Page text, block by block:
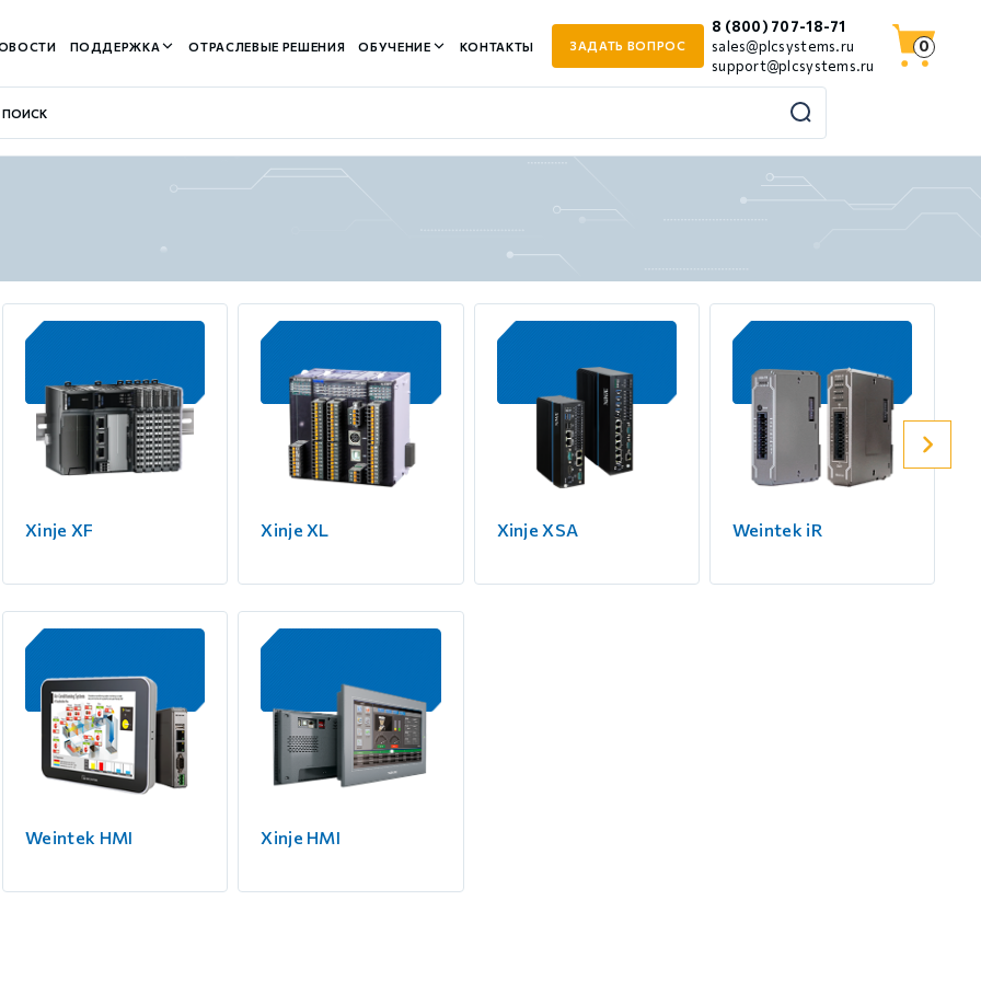
ПОДДЕРЖКА ОТРАСЛЕВЫЕ РЕШЕНИЯ ОБУЧЕНИЕ КОНТАКТЫ ЗАДАТЬ ВОПРОС
8 (800) 707-18-71
sales@plcsystems.ru
support@plcsystems.ru
0
Xinje XF Xinje XL Xinje XSA Weintek iR
Weintek HMI Xinje HMI
с разомкнутым контуром)
контуром)